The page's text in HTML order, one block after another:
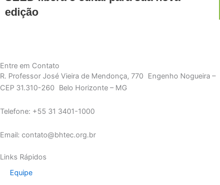
edição
Entre em Contato
R. Professor José Vieira de Mendonça, 770 Engenho Nogueira –
CEP 31.310-260 Belo Horizonte – MG
Telefone: +55 31 3401-1000
Email: contato@bhtec.org.br
Links Rápidos
Equipe